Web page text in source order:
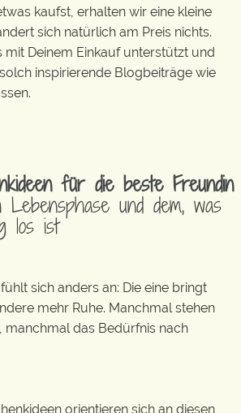
kaufst, erhalten wir eine kleine
sich natürlich am Preis nichts.
mit Deinem Einkauf unterstützt und
inspirierende Blogbeiträge wie
für die beste Freundin
und dem, was
los ist
sich anders an: Die eine bringt
mehr Ruhe. Manchmal stehen
manchmal das Bedürfnis nach
orientieren sich an diesen